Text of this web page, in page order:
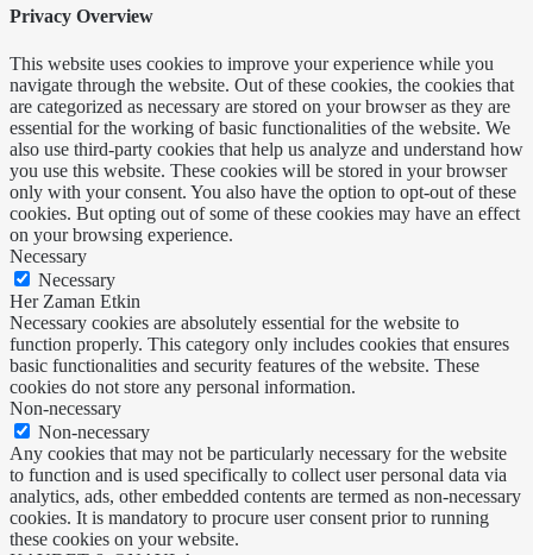
Privacy Overview
This website uses cookies to improve your experience while you
navigate through the website. Out of these cookies, the cookies that
are categorized as necessary are stored on your browser as they are
essential for the working of basic functionalities of the website. We
also use third-party cookies that help us analyze and understand how
you use this website. These cookies will be stored in your browser
only with your consent. You also have the option to opt-out of these
cookies. But opting out of some of these cookies may have an effect
on your browsing experience.
Necessary
Necessary
Her Zaman Etkin
Necessary cookies are absolutely essential for the website to
function properly. This category only includes cookies that ensures
basic functionalities and security features of the website. These
cookies do not store any personal information.
Non-necessary
Non-necessary
Any cookies that may not be particularly necessary for the website
to function and is used specifically to collect user personal data via
analytics, ads, other embedded contents are termed as non-necessary
cookies. It is mandatory to procure user consent prior to running
these cookies on your website.